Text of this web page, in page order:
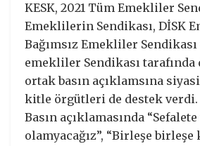
KESK, 2021 Tüm Emekliler
Emeklilerin Sendikası, DİSK
Bağımsız Emekliler
emekliler Sendikası tarafında
ortak basın açıklamsına
kitle örgütleri de destek verdi.
Basın açıklamasında
olamyacağız”, “Birleşe birleşe